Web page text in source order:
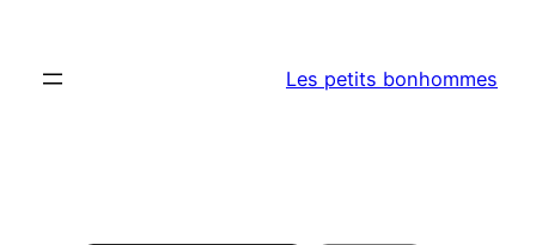
contenu
Les petits bonhommes